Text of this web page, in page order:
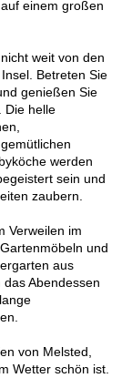
einem großen
weit von den
Betreten Sie
genießen Sie
Die helle
werden
sein und
zaubern.
Verweilen im
und
aus
Abendessen
von Melsted,
Wetter schön ist.